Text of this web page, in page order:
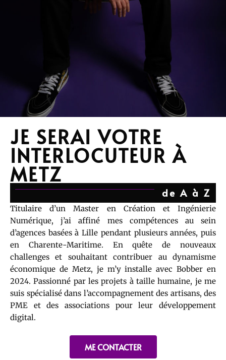
JE SERAI VOTRE
INTERLOCUTEUR À
METZ
de A à Z
Titulaire d’un Master en Création et Ingénierie
Numérique, j’ai affiné mes compétences au sein
d’agences basées à Lille pendant plusieurs années, puis
en Charente-Maritime. En quête de nouveaux
challenges et souhaitant contribuer au dynamisme
économique de Metz, je m’y installe avec Bobber en
2024. Passionné par les projets à taille humaine, je me
suis spécialisé dans l’accompagnement des artisans, des
PME et des associations pour leur développement
digital.
ME CONTACTER